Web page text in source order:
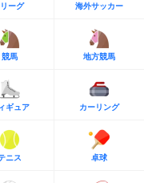
ーグ 海外サッカー
競馬 地方競馬
ギュア カーリング
ニス 卓球